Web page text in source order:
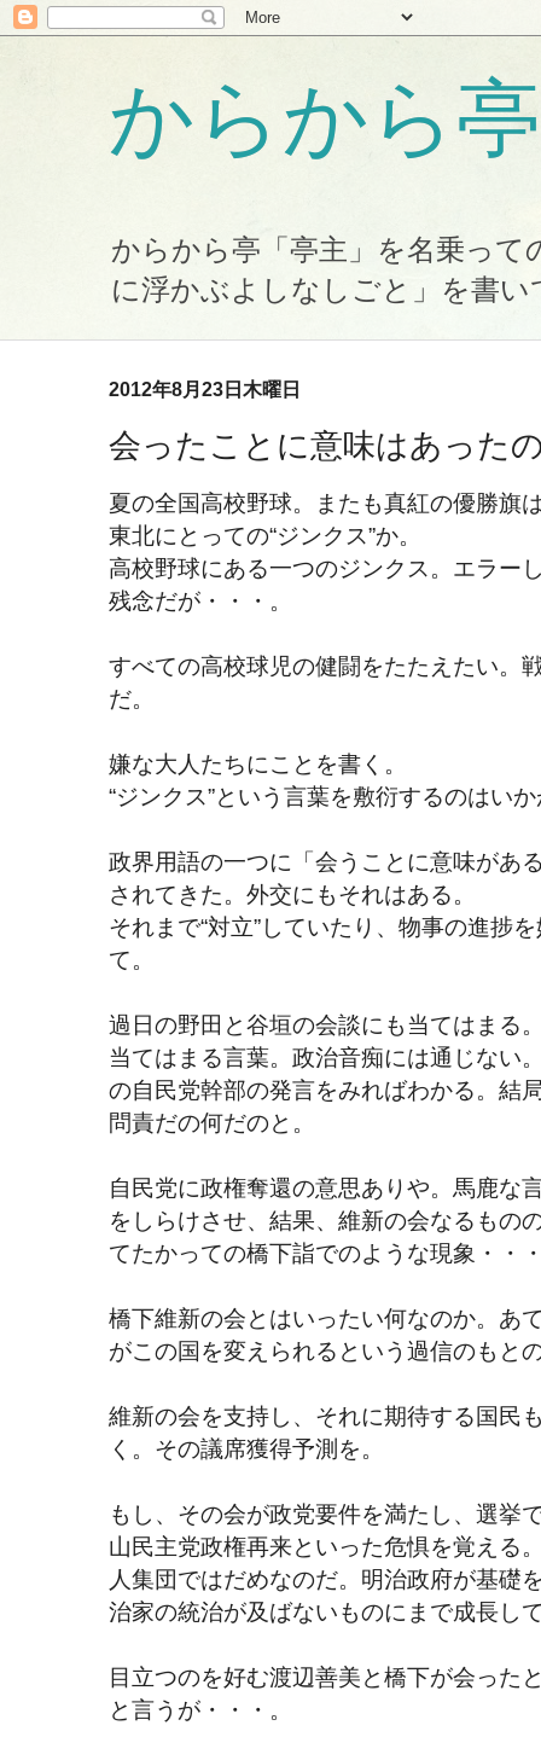
からから
からから亭「亭主」を名乗っ
に浮かぶよしなしごと」を書い
2012年8月23日木曜日
会ったことに意味はあった
夏の全国高校野球。またも真紅の優勝旗
東北にとっての“ジンクス”か。
高校野球にある一つのジンクス。エラー
残念だが・・・。
すべての高校球児の健闘をたたえたい。
だ。
嫌な大人たちにことを書く。
“ジンクス”という言葉を敷衍するのはい
政界用語の一つに「会うことに意味があ
されてきた。外交にもそれはある。
それまで“対立”していたり、物事の進捗
て。
過日の野田と谷垣の会談にも当てはまる
当てはまる言葉。政治音痴には通じない
の自民党幹部の発言をみればわかる。結
問責だの何だのと。
自民党に政権奪還の意思ありや。馬鹿な
をしらけさせ、結果、維新の会なるもの
てたかっての橋下詣でのような現象・・
橋下維新の会とはいったい何なのか。あ
がこの国を変えられるという過信のもと
維新の会を支持し、それに期待する国民
く。その議席獲得予測を。
もし、その会が政党要件を満たし、選挙
山民主党政権再来といった危惧を覚える
人集団ではだめなのだ。明治政府が基礎
治家の統治が及ばないものにまで成長し
目立つのを好む渡辺善美と橋下が会った
と言うが・・・。